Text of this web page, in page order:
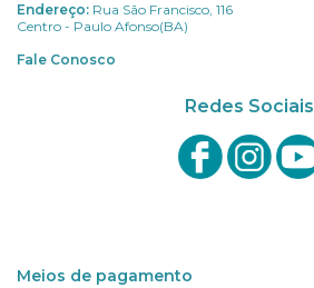
Endereço: Rua São Francisco, 116
Centro - Paulo Afonso(BA)
Fale Conosco
Redes Sociais
Meios de pagamento